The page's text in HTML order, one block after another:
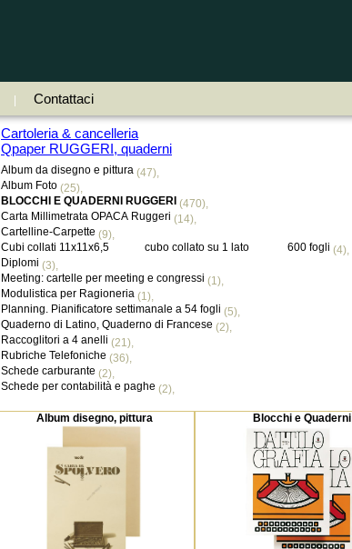
Contattaci
Cartoleria & cancelleria
Qpaper RUGGERI, quaderni
Album da disegno e pittura (47),
Album Foto (25),
BLOCCHI E QUADERNI RUGGERI (470),
Carta Millimetrata OPACA Ruggeri (14),
Cartelline-Carpette (9),
Cubi collati 11x11x6,5 cubo collato su 1 lato 600 fogli (4),
Diplomi (3),
Meeting: cartelle per meeting e congressi (1),
Modulistica per Ragioneria (1),
Planning. Pianificatore settimanale a 54 fogli (5),
Quaderno di Latino, Quaderno di Francese (2),
Raccoglitori a 4 anelli (21),
Rubriche Telefoniche (36),
Schede carburante (2),
Schede per contabilità e paghe (2),
Album disegno, pittura Blocchi e Quaderni